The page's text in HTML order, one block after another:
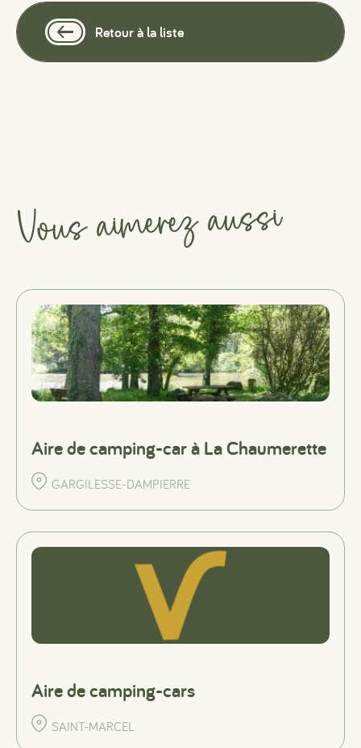
Retour à la liste
Vous aimerez aussi
Aire de camping-car à La Chaumerette
GARGILESSE-DAMPIERRE
Aire de camping-cars
SAINT-MARCEL